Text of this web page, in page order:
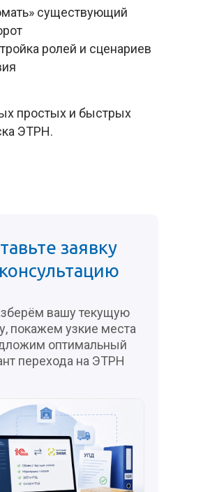
существующий
ролей и сценариев
простых и быстрых
ЭТРН.
заявку
вашу текущую
покажем узкие места
оптимальный
перехода на ЭТРН